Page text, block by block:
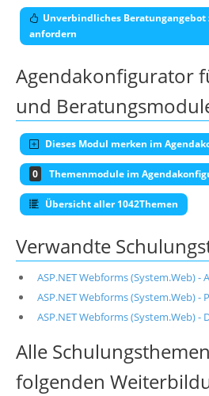
Unverbindliches Beratungangebot
anfordern
Agendakonfigurator
und
Dieses Modul merken im
0 Themenmodule im
Übersicht aller 1042Themen
Verwandte
ASP.NET Webforms (System.Web) -
ASP.NET Webforms (System.Web) -
ASP.NET Webforms (System.Web) -
Alle
folgenden